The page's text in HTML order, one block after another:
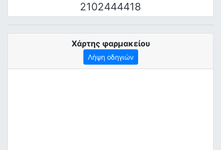
2102444418
Χάρτης φαρμακείου
Λήψη οδηγιών